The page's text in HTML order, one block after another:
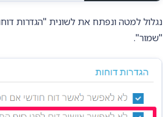
נגלול למטה ונפתח את לשונית "הגדרות
"שמור".